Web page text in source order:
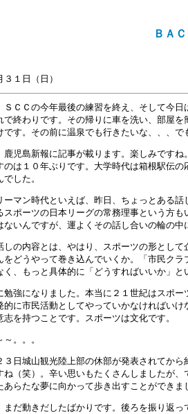
ＢＡ
３１ 日（日）
ＣＣの今年最後の練習を終え、そして今日
で終わりです。その帰りに車を洗い、部屋
です。その前に温泉でも行きたいな、、、で
児島新報に記事が載ります。楽しみですね
のは１０年ぶりです。大学時代は箱根駅伝
した。
マン時代といえば、昨日、ちょっとある話
スポーツの日本リーグの常務理事という方
ないんですが、運よくその話し合いの輪の
の内容とは、やはり、スポーツの形として
をどうやって巻き込んでいくか。「市民ク
く、もっと具体的に「どうすればいいか」
強になりました。本当に２１世紀はスポー
的に市民活動としてやっていかなければい
志を持つことです。スポーツは文化です。
。。。
日城山観光陸上部の休部が発表されてから
ね（笑）。辛い思いもたくさんしましたが
あらたな夢に向かって歩き出すことができま
だ動きだしたばかりです。後ろを振り返っ